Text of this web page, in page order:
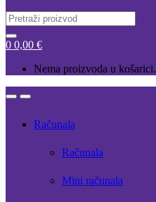
Search
for:
0 0,00 €
Nema proizvoda u košarici.
OpenClose
Računala
Računala
Mini računala